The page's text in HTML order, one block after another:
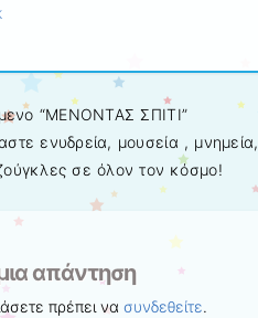
άρθρων
“ΜΕΝΟΝΤΑΣ ΣΠΙΤΙ”
ενυδρεία, μουσεία , μνημεία,
σε όλον τον κόσμο!
απάντηση
πρέπει νασυνδεθείτε.